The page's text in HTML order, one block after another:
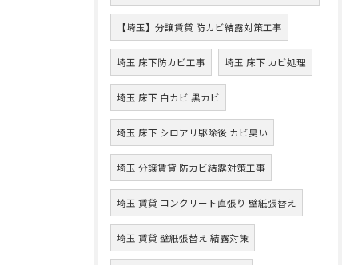
【埼玉】分譲賃貸 防カビ結露対策工事
埼玉 床下防カビ工事 埼玉 床下 カビ処理
埼玉 床下 白カビ 黒カビ
埼玉 床下 シロアリ駆除後 カビ臭い
埼玉 分譲賃貸 防カビ結露対策工事
埼玉 賃貸 コンクリート直張り 壁紙張替え
埼玉 賃貸 壁紙張替え 結露対策